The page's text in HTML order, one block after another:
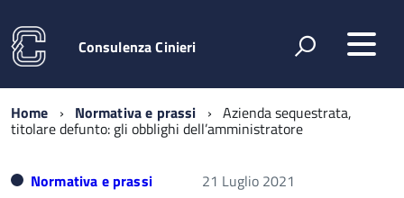
Consulenza Cinieri
Home Normativa e prassi Azienda sequestrata,
titolare defunto: gli obblighi dell’amministratore
Normativa e prassi 21 Luglio 2021